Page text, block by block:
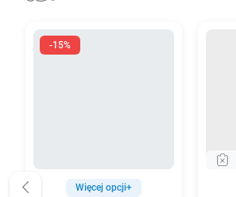
-15%
Więcej opcji+